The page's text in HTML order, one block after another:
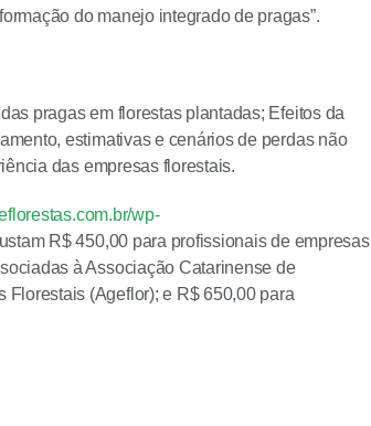
do manejo integrado de pragas”.
pragas em florestas plantadas; Efeitos da
estimativas e cenários de perdas não
das empresas florestais.
wp-
R$ 450,00 para profissionais de empresas
à Associação Catarinense de
Florestais (Ageflor); e R$ 650,00 para